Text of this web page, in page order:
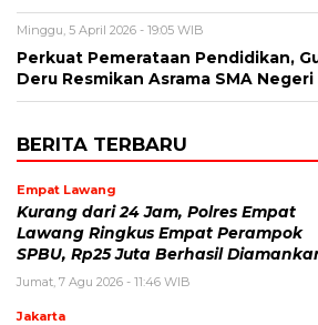
Minggu, 5 April 2026 - 19:05 WIB
Perkuat Pemerataan Pendidikan,
Deru Resmikan Asrama SMA
BERITA TERBARU
Empat Lawang
Kurang dari 24 Jam, Polres Empat
Lawang Ringkus Empat Perampok
SPBU, Rp25 Juta Berhasil
Jumat, 7 Agu 2026 - 11:46 WIB
Jakarta